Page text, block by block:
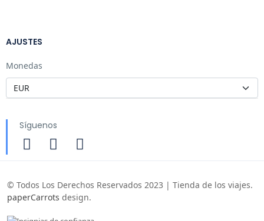
AJUSTES
Monedas
Síguenos
© Todos Los Derechos Reservados 2023 | Tienda de los viajes.
paperCarrots design.